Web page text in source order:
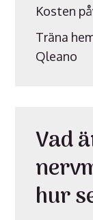
Kosten
Träna
Qleano
Vad
hur